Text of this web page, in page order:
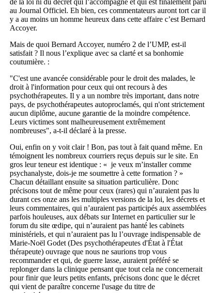
de la loi ni du décret qui l’accompagne et qui est finalement paru
au Journal Officiel. Eh bien, ces commentateurs auront tort car il
y a au moins un homme heureux dans cette affaire c’est Bernard
Accoyer.
Mais de quoi Bernard Accoyer, numéro 2 de l’UMP, est-il
satisfait ? Il nous l’explique avec sa clarté et sa bonhomie
coutumière. :
"C'est une avancée considérable pour le droit des malades, le
droit à l'information pour ceux qui ont recours à des
psychothérapeutes. Il y a un nombre très important, dans notre
pays, de psychothérapeutes autoproclamés, qui n'ont strictement
aucun diplôme, aucune garantie de la moindre compétence.
Leurs victimes sont malheureusement extrêmement
nombreuses", a-t-il déclaré à la presse.
Oui, enfin on y voit clair ! Bon, pas tout à fait quand même. En
témoignent les nombreux courriers reçus depuis sur le site. En
gros leur teneur est identique : « je veux m’installer comme
psychanalyste, dois-je me soumettre à cette formation ? »
Chacun détaillant ensuite sa situation particulière. Donc
précisons tout de même pour ceux (rares) qui n’auraient pas lu
durant ces onze ans les multiples versions de la loi, les décrets et
leurs commentaires, qui n’auraient pas participés aux assemblées
parfois houleuses, aux débats sur Internet en particulier sur le
forum du site œdipe, qui n’auraient pas hanté les cabinets
ministériels, et qui n’auraient pas lu l’ouvrage indispensable de
Marie-Noël Godet (Des psychothérapeutes d'État à l'État
thérapeute) ouvrage que nous ne saurions trop vous
recommander et qui, de guerre lasse, auraient préféré se
replonger dans la clinique pensant que tout cela ne concernerait
pour finir que leurs petits enfants, précisons donc que le décret
qui vient de paraître concerne l'usage du titre de